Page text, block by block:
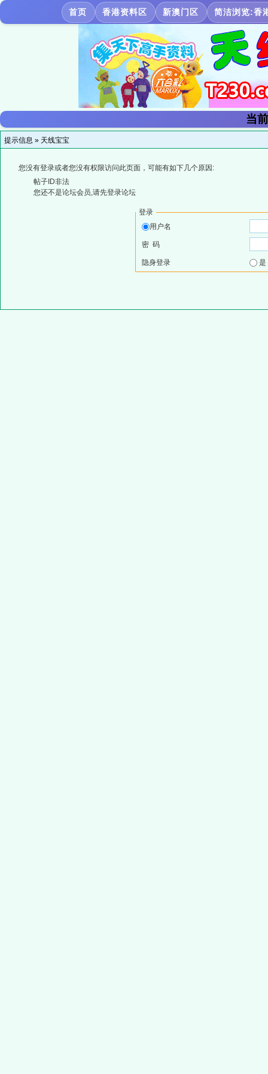
首页 香港资料区 新澳门区 简洁浏览:香
当
提示信息 » 天线宝宝
您没有登录或者您没有权限访问此页面，可能有如下几个原因:
帖子ID非法
您还不是论坛会员,请先登录论坛
登录
用户名
密 码
隐身登录